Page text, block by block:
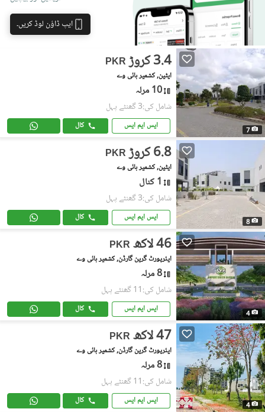
ایپ ڈاؤن لوڈ کریں۔
7
PKR 3.4 کروڑ
ایٹین, کشمیر ہائی وے
10 مرلہ
شامل کی:3 گھنٹے پہل
ایس ایم ایس کال
8
PKR 6.8 کروڑ
ایٹین, کشمیر ہائی وے
1 کنال
شامل کی:3 گھنٹے پہل
ایس ایم ایس کال
4
PKR 46 لاکھ
ایئرپورٹ گرین گارڈن, کشمیر ہائی وے
8 مرلہ
شامل کی:11 گھنٹے پہل
ایس ایم ایس کال
4
PKR 47 لاکھ
ایئرپورٹ گرین گارڈن, کشمیر ہائی وے
8 مرلہ
شامل کی:11 گھنٹے پہل
ایس ایم ایس کال